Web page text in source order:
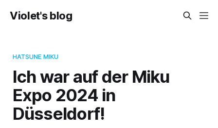
Violet's blog
HATSUNE MIKU
Ich war auf der Miku
Expo 2024 in
Düsseldorf!